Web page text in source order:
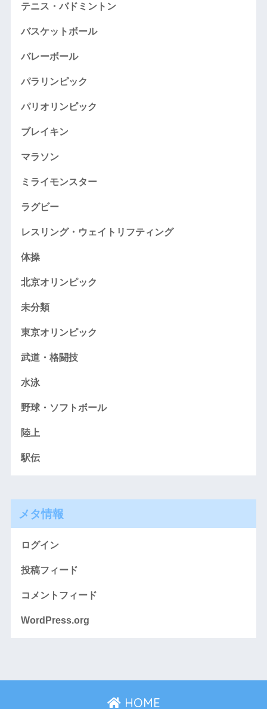
テニス・バドミントン
バスケットボール
バレーボール
パラリンピック
パリオリンピック
ブレイキン
マラソン
ミライモンスター
ラグビー
レスリング・ウェイトリフティング
体操
北京オリンピック
未分類
東京オリンピック
武道・格闘技
水泳
野球・ソフトボール
陸上
駅伝
メタ情報
ログイン
投稿フィード
コメントフィード
WordPress.org
HOME